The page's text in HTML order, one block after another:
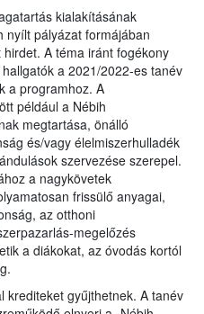
kialakításának
nyílt pályázat formájában
A téma iránt fogékony
a 2021/2022-es tanév
a programhoz. A
például a Nébih
megtartása, önálló
és/vagy élelmiszerhulladék
szervezése szerepel.
a nagykövetek
frissülő anyagai,
az otthoni
megelőzés
a diákokat, az óvodás kortól
krediteket gyűjthetnek. A tanév